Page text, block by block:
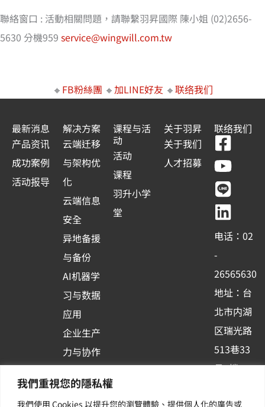
我們重視您的隱私權
我們使用 Cookies 以提升您的瀏覽體驗、提供個人化的廣告或
聯絡窗口 : 活動相關問題，請聯繫羽昇國際 陳小姐 (02)2656-
5630 分機959 service@wingwill.com.tw
🔸 FB粉絲團 🔸加LINE好友 🔸联络我们
最新消息
产品资讯
成功案例
活动报导
解决方案
云端迁移
与架构优
化
云端信息
安全
异地备援
与备份
AI机器学
习与数据
应用
企业生产
力与协作
台应用
课程与活
动
活动
课程
羽升小学
堂
关于羽昇
关于我们
人才招募
联络我们
F
a
c
e
b
o
o
k
-
s
q
u
a
r
Y
o
u
t
u
b
e
L
i
n
e
L
i
n
k
e
d
i
n
电话：02
-
26565630
地址：台
北市内湖
区瑞光路
513巷33
号6楼